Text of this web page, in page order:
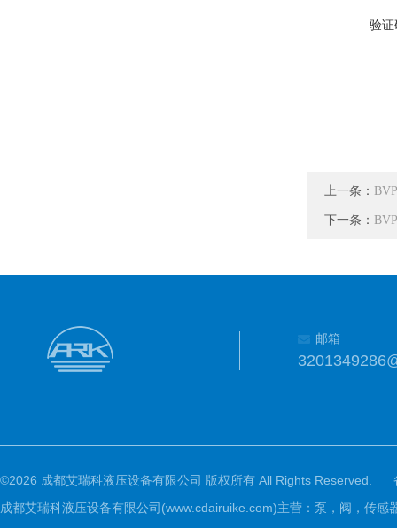
验
上一条：
下一条：
邮箱
©2026 成都艾瑞科液压设备有限公司 版权所有 All Rights Reserved.
成都艾瑞科液压设备有限公司(www.cdairuike.com)主营：泵，阀，传